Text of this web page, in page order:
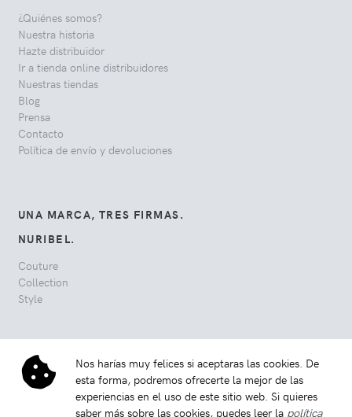
¿Quiénes somos?
Nuestra historia
Hazte distribuidor
Ir a tienda online distribuidores
Nuestras tiendas
Blog
Prensa
Contacto
Política de envío y devoluciones
UNA MARCA, TRES FIRMAS.
NURIBEL.
Couture
Collection
Style
Nos harías muy felices si aceptaras las cookies. De
esta forma, podremos ofrecerte la mejor de las
experiencias en el uso de este sitio web. Si quieres
saber más sobre las cookies, puedes leer la política